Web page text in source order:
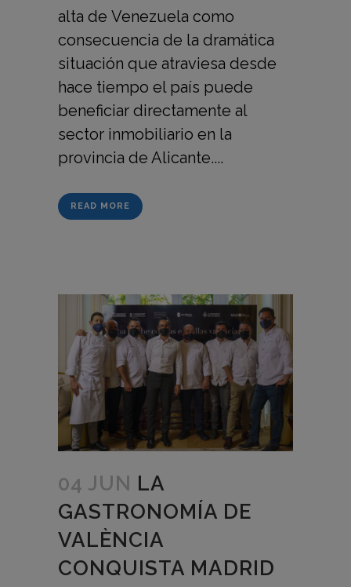
alta de Venezuela como
consecuencia de la dramática
situación que atraviesa desde
hace tiempo el país puede
beneficiar directamente al
sector inmobiliario en la
provincia de Alicante....
READ MORE
04 JUN LA
GASTRONOMÍA DE
VALÈNCIA
CONQUISTA MADRID